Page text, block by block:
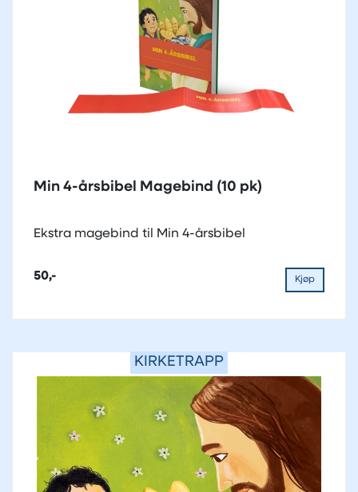
Min 4-årsbibel Magebind (10 pk)
Ekstra magebind til Min 4-årsbibel
50,- Kjøp
KIRKETRAPP